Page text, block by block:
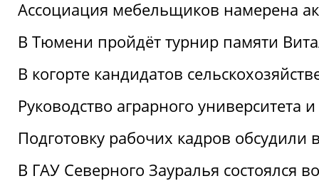
Ассоциация мебельщиков намерена
В Тюмени пройдёт турнир памяти
В когорте кандидатов
Руководство аграрного
Подготовку рабочих кадров
В ГАУ Северного Зауралья состоялся